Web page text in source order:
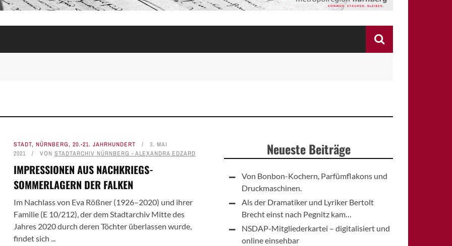
STADT, NÜRNBERG, 20.-21. JAHRHUNDERT
3. MAI
2021
VON STADTARCHIV NÜRNBERG - ALEXANDRA EDZARD
IMPRESSIONEN AUS NACHKRIEGS-
SOMMERLAGERN DER FALKEN
Im Nachlass von Eva Rößner (1926–2020) und ihrer
Familie (E 10/212), der dem Stadtarchiv Mitte des
Jahres 2020 durch deren Töchter überlassen wurde,
findet sich ...
Neueste Beiträge
Von Bonbon-Kochern, Parfümflakons und
Druckmaschinen.
Als der Dramatiker und Lyriker Bertolt
Brecht einst nach Pegnitz kam…
NSDAP-Mitgliederkartei – digitalisiert und
online einsehbar